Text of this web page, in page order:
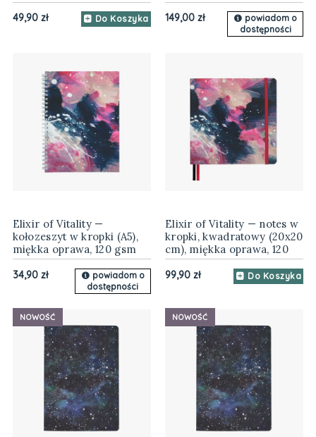
49,90 zł Do Koszyka 149,00 zł
powiadom o
dostępności
Elixir of Vitality —
kołozeszyt w kropki (A5),
miękka oprawa, 120 gsm
34,90 zł
powiadom o
dostępności
Elixir of Vitality — notes w
kropki, kwadratowy (20x20
cm), miękka oprawa, 120
gsm
99,90 zł Do Koszyka
NOWOŚĆ NOWOŚĆ